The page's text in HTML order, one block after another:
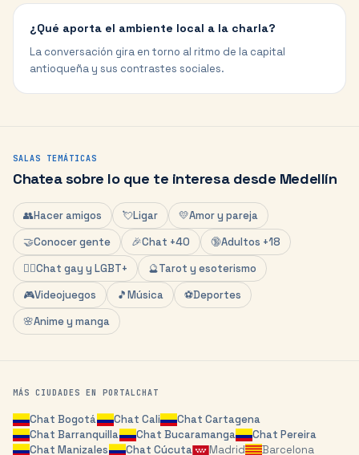
¿Qué aporta el ambiente local a la charla?
La conversación gira en torno al ritmo de la capital
antioqueña y sus contrastes sociales.
SALAS TEMÁTICAS
Chatea sobre lo que te interesa desde Medellín
👥Hacer amigos 💘Ligar 💛Amor y pareja
🤝Conocer gente 🎉Chat +40 🔞Adultos +18
🏳️‍🌈Chat gay y LGBT+ 🔮Tarot y esoterismo
🎮Videojuegos 🎵Música ⚽Deportes
🌸Anime y manga
MÁS CIUDADES EN PORTALCHAT
ChatBogotá Chat Cali Chat Cartagena
ChatBarranquilla Chat Bucaramanga Chat Pereira
ChatManizales Chat Cúcuta Madrid Barcelona